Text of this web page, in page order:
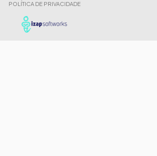
POLÍTICA DE PRIVACIDADE